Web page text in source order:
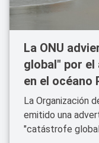
La ONU
global" por el
en el océano
La Organización
emitido una
"catástrofe